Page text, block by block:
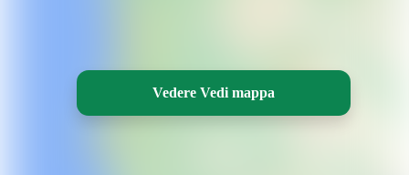
Vedere Vedi mappa